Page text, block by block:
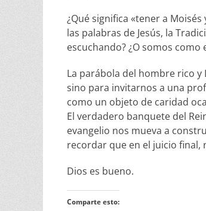
¿Qué significa «tener a
las palabras de Jesús, la
escuchando? ¿O somos
La parábola del hombre rico y
sino para invitarnos a una
como un objeto de caridad
El verdadero banquete del
evangelio nos mueva a
recordar que en el juicio
Dios es bueno.
Comparte esto: